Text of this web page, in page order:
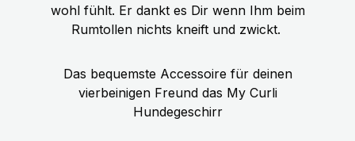
wohl fühlt. Er dankt es Dir wenn Ihm beim
Rumtollen nichts kneift und zwickt.
Das bequemste Accessoire für deinen
vierbeinigen Freund das My Curli
Hundegeschirr